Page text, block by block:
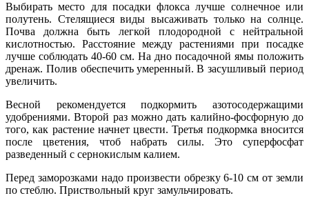
Выбирать место для посадки флокса лучше солнечное или
полутень. Стелящиеся виды высаживать только на солнце.
Почва должна быть легкой плодородной с нейтральной
кислотностью. Расстояние между растениями при посадке
лучше соблюдать 40-60 см. На дно посадочной ямы положить
дренаж. Полив обеспечить умеренный. В засушливый период
увеличить.
Весной рекомендуется подкормить азотосодержащими
удобрениями. Второй раз можно дать калийно-фосфорную до
того, как растение начнет цвести. Третья подкормка вносится
после цветения, чтоб набрать силы. Это суперфосфат
разведенный с сернокислым калием.
Перед заморозками надо произвести обрезку 6-10 см от земли
по стеблю. Приствольный круг замульчировать.